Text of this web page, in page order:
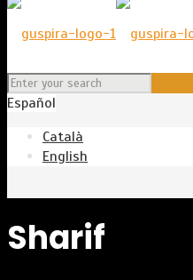
Español
Català
English
Sharif